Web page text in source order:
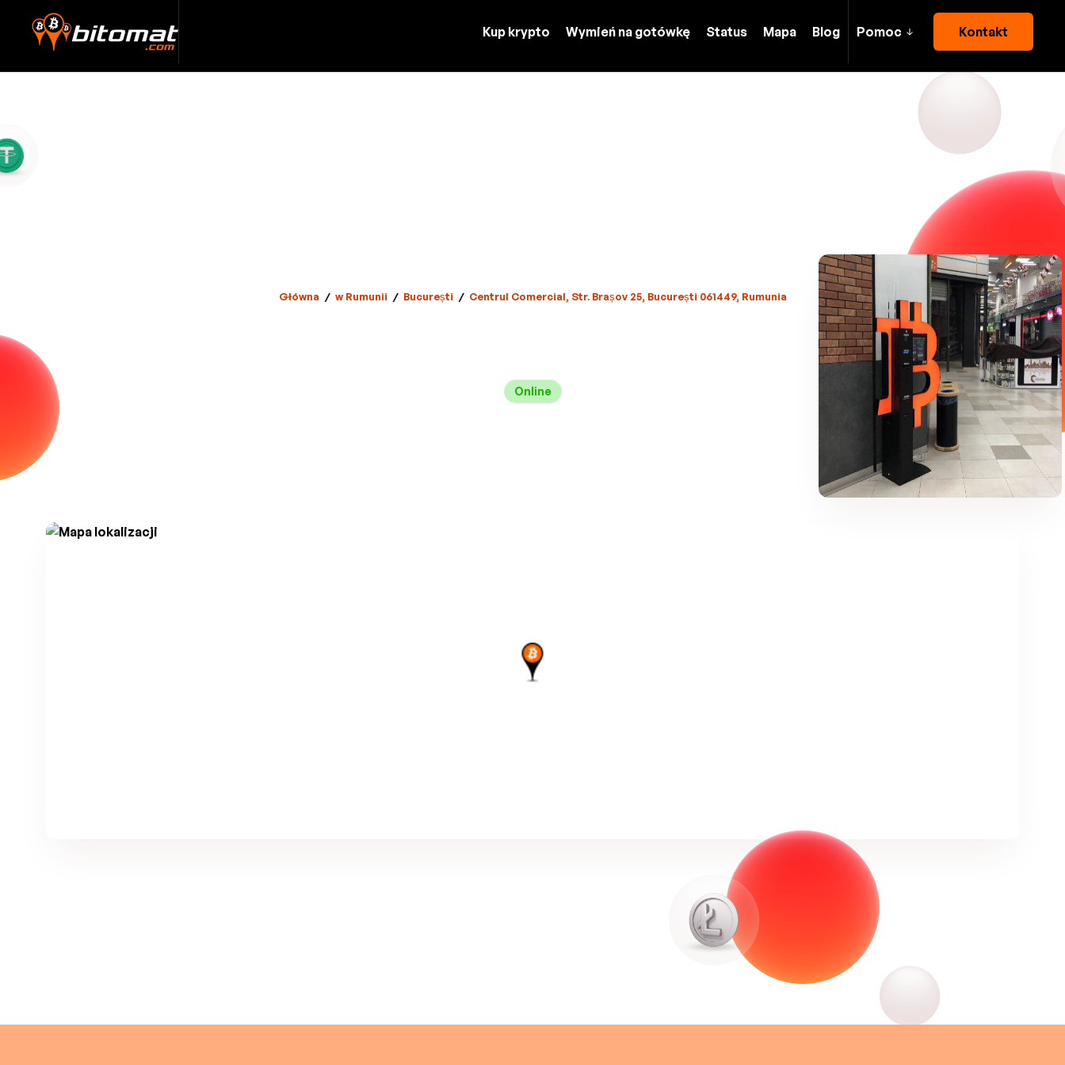
Kup krypto Wymień na gotówkę Status Mapa Blog Pomoc Kontakt
Główna / w Rumunii / București / Centrul Comercial, Str. Brașov 25, București 061449, Rumunia
Online